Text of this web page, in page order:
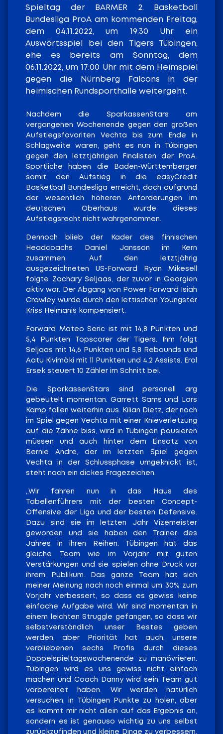
Spieltag der BARMER 2. Basketball
Bundesliga ProA am kommenden Freitag,
dem 04.11.2022, um 19:30 Uhr ein
Auswärtsspiel bei den Tigers Tübingen,
ehe es bereits am Sonntag, dem
06.11.2022, um 17:00 Uhr mit dem Heimspiel
gegen die Nürnberg Falcons in der
heimischen Rundsporthalle weitergeht.
Nachdem die SparkassenStars am
vergangenen Wochenende gegen den großen
Aufstiegsfavoriten Vechta bis zum Ende in
Schlagweite waren, geht es nun in Tübingen
gegen den letztjährigen Finalisten der ProA.
Sportliche haben die Baden-Württemberger
somit den Aufstieg in die easyCredit
Basketball Bundesliga erreicht, doch aufgrund
der wesentlich höheren Anforderungen im
deutschen Oberhaus wurde dieses
Aufstiegsrecht nicht wahrgenommen.
Dennoch blieb der Kader des finnischen
Headcoachs Daniel Jansson im Kern
zusammen. Auf den letztjährig
ausgezeichneten US-Forward Ryan Mikesell
folgte Zachary Seljaas, der zuvor in Georgien
aktiv war. Der Abgang von Power Forward Isiah
Crawley wurde durch den lettischen Youngster
Kriss Helmanis kompensiert.
Forward Mateo Seric ist mit 14,8 Punkten und
5,4 Punkten Topscorer der Tigers. Ihm folgt
Seljaas mit 14,6 Punkten und 5,8 Rebounds und
Aatu Kivimäki mit 11 Punkten und 4,2 Assists. Erol
Ersek steuert 10 Zähler im Schnitt bei.
Die SparkassenStars sind personell arg
gebeutelt momentan. Garrett Sams und Lars
Kamp fallen weiterhin aus. Kilian Dietz, der noch
im Spiel gegen Vechta mit einer Knieverletzung
auf die Zähne biss, wird in Tübingen pausieren
müssen und auch hinter dem Einsatz von
Bernie Andre, der im letzten Spiel gegen
Vechta in der Schlussphase umgeknickt ist,
steht noch ein dickes Fragezeichen.
„Wir fahren nun in das Haus des
Tabellenführers mit der besten Concept-
Offensive der Liga und der besten Defensive.
Dazu sind sie im letzten Jahr Vizemeister
geworden und sie haben den Trainer des
Jahres in ihren Reihen. Tübingen hat das
gleiche Team wie im Vorjahr mit guten
Verstärkungen und sie spielen ohne Druck vor
ihrem Publikum. Das ganze Team hat sich
meiner Meinung nach noch einmal um 30% zum
Vorjahr verbessert, so dass es gewiss keine
einfache Aufgabe wird. Wir sind momentan in
einem leichten Struggle gefangen, so dass wir
selbstverständlich unser Bestes geben
werden, aber Priorität hat auch, unsere
verbliebenen sechs Profis durch dieses
Doppelspieltagswochenende zu manövrieren.
Tübingen wird es uns gewiss nicht einfach
machen und Coach Danny wird sein Team gut
vorbereitet haben. Wir werden natürlich
versuchen, in Tübingen Punkte zu holen, aber
es kommt mir nicht allein auf das Ergebnis an,
sondern es ist genauso wichtig zu uns selbst
zurückzufinden und kleine Dinge zu verbessern,